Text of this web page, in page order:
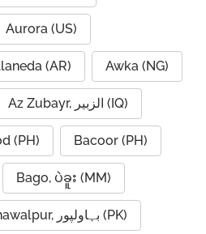
Aurora (US)
(AR) Awka (NG)
Az Zubayr, الزبير (IQ)
(PH) Bacoor (PH)
Bago, ပဲခူး (MM)
Bahawalpur, بہاولپور (PK)